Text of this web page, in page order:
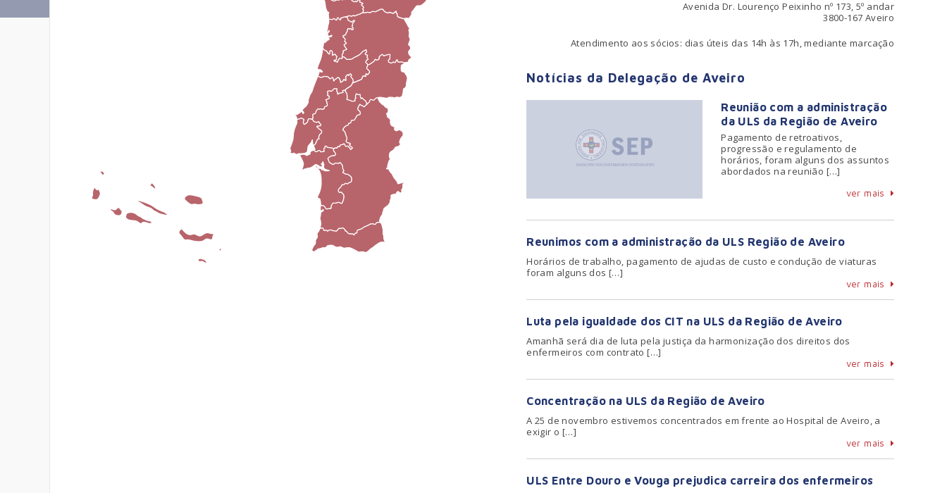
Avenida Dr. Lourenço Peixinho nº 173, 5º andar
3800-167 Aveiro
Atendimento aos sócios: dias úteis das 14h às 17h, mediante marcação
Notícias da Delegação de Aveiro
Reunião com a administração
da ULS da Região de Aveiro
Pagamento de retroativos,
progressão e regulamento de
horários, foram alguns dos assuntos
abordados na reunião […]
ver mais
Reunimos com a administração da ULS Região de Aveiro
Horários de trabalho, pagamento de ajudas de custo e condução de viaturas
foram alguns dos […]
ver mais
Luta pela igualdade dos CIT na ULS da Região de Aveiro
Amanhã será dia de luta pela justiça da harmonização dos direitos dos
enfermeiros com contrato […]
ver mais
Concentração na ULS da Região de Aveiro
A 25 de novembro estivemos concentrados em frente ao Hospital de Aveiro, a
exigir o […]
ver mais
ULS Entre Douro e Vouga prejudica carreira dos enfermeiros